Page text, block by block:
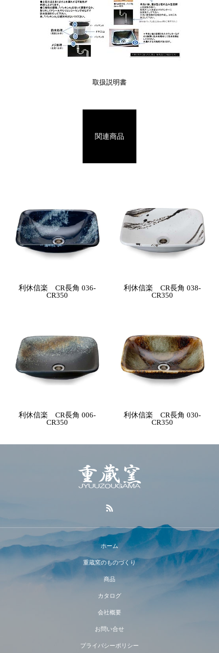
取扱説明書
関連商品
利休信楽 CR長角 036-
CR350
利休信楽 CR長角 038-
CR350
利休信楽 CR長角 006-
CR350
利休信楽 CR長角 030-
CR350
ホーム
重蔵窯のものづくり
商品
カタログ
会社概要
お問い合せ
プライバシーポリシー